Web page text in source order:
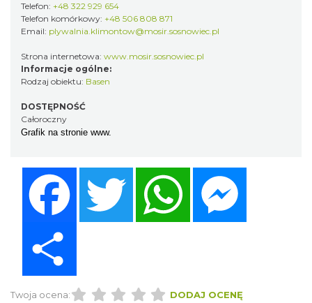
Telefon: +48 322 929 654
Telefon komórkowy: +48 506 808 871
Email: plywalnia.klimontow@mosir.sosnowiec.pl
Strona internetowa: www.mosir.sosnowiec.pl
Informacje ogólne:
Rodzaj obiektu: Basen
DOSTĘPNOŚĆ
Całoroczny
Grafik na stronie www.
Twitter WhatsApp
Twoja ocena: DODAJ OCENĘ